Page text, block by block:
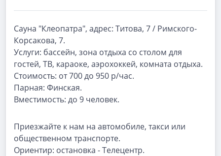
Сауна "Клеопатра", адрес: Титова, 7 / Римского-
Корсакова, 7.
Услуги: бассейн, зона отдыха со столом для
гостей, ТВ, караоке, аэрохоккей, комната отдыха.
Стоимость: от 700 до 950 р/час.
Парная: Финская.
Вместимость: до 9 человек.
Приезжайте к нам на автомобиле, такси или
общественном транспорте.
Ориентир: остановка - Телецентр.